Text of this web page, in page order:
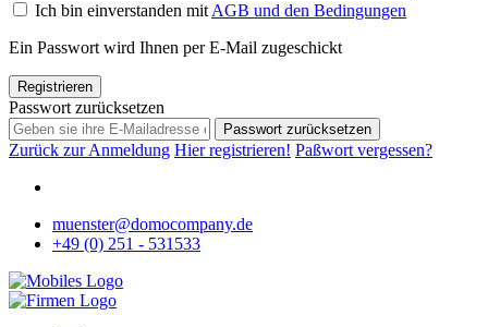
Ich bin einverstanden mit AGB und den Bedingungen
Ein Passwort wird Ihnen per E-Mail zugeschickt
Registrieren
Passwort zurücksetzen
Passwort zurücksetzen
Zurück zur Anmeldung Hier registrieren! Paßwort vergessen?
muenster@domocompany.de
+49 (0) 251 - 531533